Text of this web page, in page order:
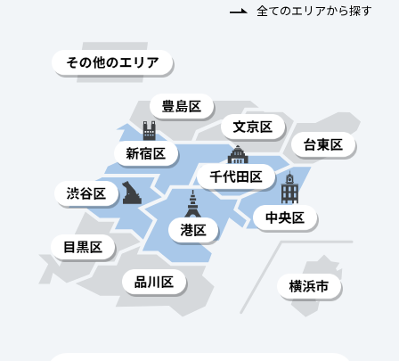
全てのエリアから探す